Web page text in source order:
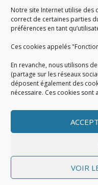
Notre site Internet utilise des
correct de certaines parties
préférences en tant
Ces cookies appelés
En revanche, nous utilisons
(partage sur les réseaux
déposent également des
nécessaire. Ces cookies sont
VOIR
MENTIONS LÉGALES